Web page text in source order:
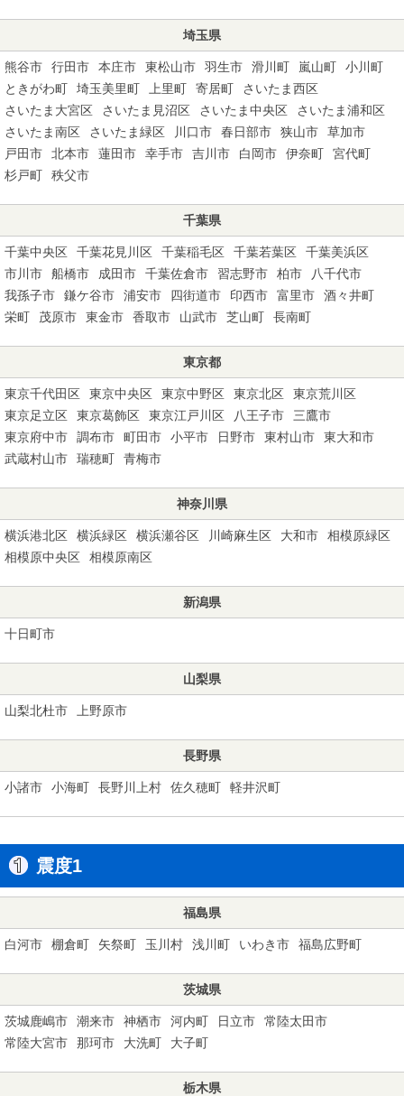
埼玉県
熊谷市 行田市 本庄市 東松山市 羽生市 滑川町 嵐山町
小川町
ときがわ町
埼玉美里町 上里町 寄居町
さいたま西区
さいたま大宮区
さいたま見沼区 さいたま中央区
さいたま浦和区
さいたま南区
さいたま緑区 川口市 春日部市 狭山市
草加市
戸田市
北本市 蓮田市 幸手市 吉川市 白岡市 伊奈町
宮代町
杉戸町
秩父市
千葉県
千葉中央区 千葉花見川区 千葉稲毛区 千葉若葉区
千葉美浜区
市川市
船橋市 成田市 千葉佐倉市 習志野市 柏市
八千代市
我孫子市
鎌ケ谷市 浦安市 四街道市 印西市 富里市
酒々井町
栄町
茂原市 東金市 香取市 山武市 芝山町 長南町
東京都
東京千代田区 東京中央区 東京中野区 東京北区
東京荒川区
東京足立区
東京葛飾区 東京江戸川区 八王子市
三鷹市
東京府中市
調布市 町田市 小平市 日野市 東村山市
東大和市
武蔵村山市
瑞穂町 青梅市
神奈川県
横浜港北区 横浜緑区 横浜瀬谷区 川崎麻生区 大和市
相模原緑区
相模原中央区
相模原南区
新潟県
十日町市
山梨県
山梨北杜市 上野原市
長野県
小諸市 小海町 長野川上村 佐久穂町 軽井沢町
震度1
福島県
白河市 棚倉町 矢祭町 玉川村 浅川町 いわき市 福島広野町
茨城県
茨城鹿嶋市 潮来市 神栖市 河内町 日立市
常陸太田市
常陸大宮市
那珂市 大洗町 大子町
栃木県